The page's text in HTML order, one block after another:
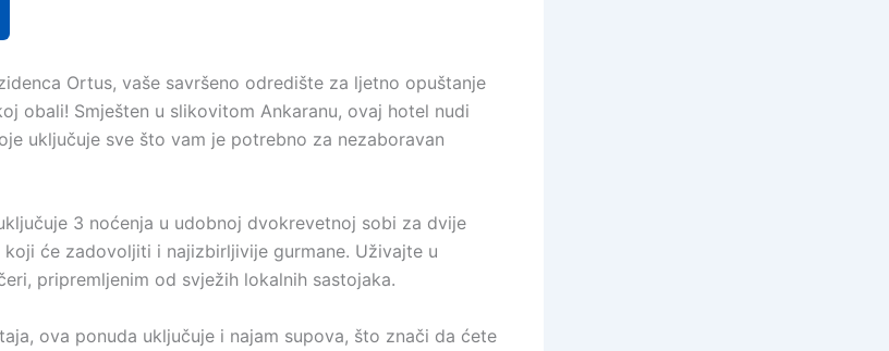
Ortus, vaše savršeno odredište za ljetno opuštanje
obali! Smješten u slikovitom Ankaranu, ovaj hotel nudi
uključuje sve što vam je potrebno za nezaboravan
3 noćenja u udobnoj dvokrevetnoj sobi za dvije
koji će zadovoljiti i najizbirljivije gurmane. Uživajte u
pripremljenim od svježih lokalnih sastojaka.
ova ponuda uključuje i najam supova, što znači da ćete